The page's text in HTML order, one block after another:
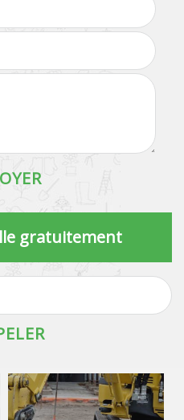
gratuitement